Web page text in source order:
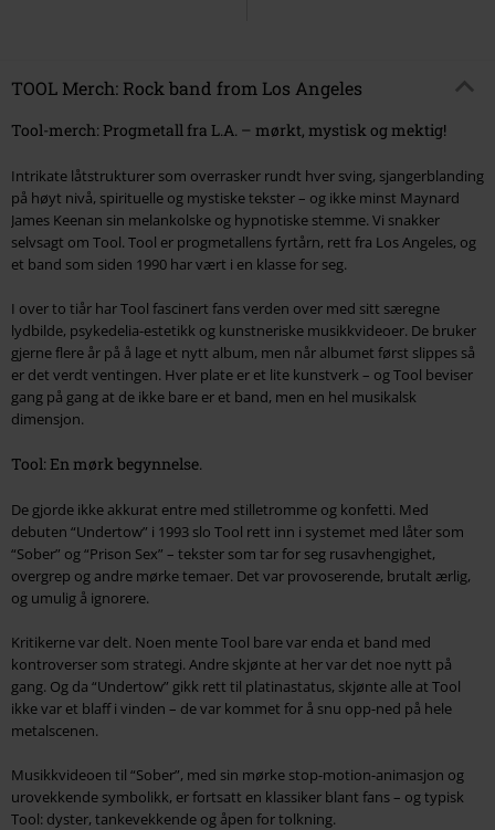
TOOL Merch: Rock band from Los Angeles
Tool-merch: Progmetall fra L.A. – mørkt, mystisk og mektig!
Intrikate låtstrukturer som overrasker rundt hver sving, sjangerblanding
på høyt nivå, spirituelle og mystiske tekster – og ikke minst Maynard
James Keenan sin melankolske og hypnotiske stemme. Vi snakker
selvsagt om Tool. Tool er progmetallens fyrtårn, rett fra Los Angeles, og
et band som siden 1990 har vært i en klasse for seg.
I over to tiår har Tool fascinert fans verden over med sitt særegne
lydbilde, psykedelia-estetikk og kunstneriske musikkvideoer. De bruker
gjerne flere år på å lage et nytt album, men når albumet først slippes så
er det verdt ventingen. Hver plate er et lite kunstverk – og Tool beviser
gang på gang at de ikke bare er et band, men en hel musikalsk
dimensjon.
Tool: En mørk begynnelse.
De gjorde ikke akkurat entre med stilletromme og konfetti. Med
debuten “Undertow” i 1993 slo Tool rett inn i systemet med låter som
“Sober” og “Prison Sex” – tekster som tar for seg rusavhengighet,
overgrep og andre mørke temaer. Det var provoserende, brutalt ærlig,
og umulig å ignorere.
Kritikerne var delt. Noen mente Tool bare var enda et band med
kontroverser som strategi. Andre skjønte at her var det noe nytt på
gang. Og da “Undertow” gikk rett til platinastatus, skjønte alle at Tool
ikke var et blaff i vinden – de var kommet for å snu opp-ned på hele
metalscenen.
Musikkvideoen til “Sober”, med sin mørke stop-motion-animasjon og
urovekkende symbolikk, er fortsatt en klassiker blant fans – og typisk
Tool: dyster, tankevekkende og åpen for tolkning.